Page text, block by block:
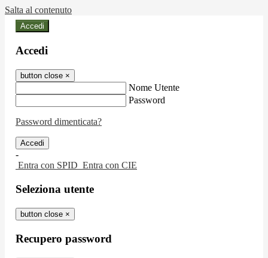
Salta al contenuto
Accedi
Accedi
button close ×
Nome Utente
Password
Password dimenticata?
-
Entra con SPID Entra con CIE
Seleziona utente
button close ×
Recupero password